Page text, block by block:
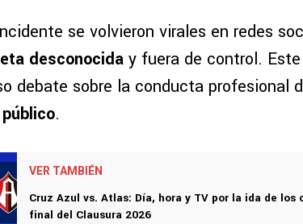
se volvieron virales en redes
desconocida y fuera de control.
debate sobre la conducta profesional
.
VER TAMBIÉN
Cruz Azul vs. Atlas: Día, hora y TV por la ida de los
final del Clausura 2026